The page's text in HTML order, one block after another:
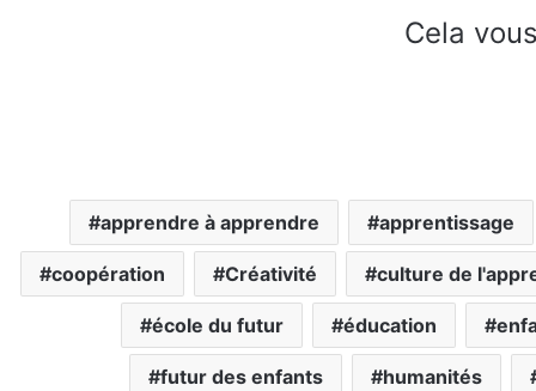
Cela
apprendre à apprendre apprentissage
coopération Créativité culture de
école du futur éducation
futur des enfants humanités